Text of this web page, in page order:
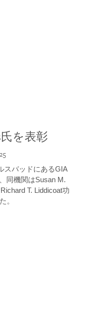
氏を表彰
スバッドにあるGIA
同機関はSusan M.
T. Liddicoat功
。